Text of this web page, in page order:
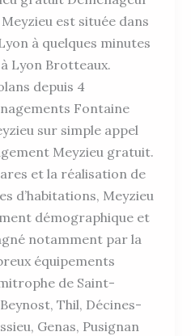
est située dans
à quelques minutes
Lyon Brotteaux.
depuis 4
Fontaine
sur simple appel
Meyzieu gratuit.
et la réalisation de
d’habitations, Meyzieu
démographique et
notamment par la
équipements
de Saint-
Thil, Décines-
Genas, Pusignan